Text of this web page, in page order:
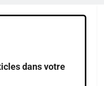
dans votre